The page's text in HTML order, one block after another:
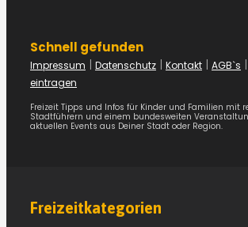
Schnell gefunden
Impressum | Datenschutz | Kontakt | AGB`s |
eintragen
Freizeit Tipps und Infos für Kinder und Familien mit
Stadtführern und einem bundesweiten
aktuellen Events aus Deiner Stadt oder Region.
Freizeitkategorien